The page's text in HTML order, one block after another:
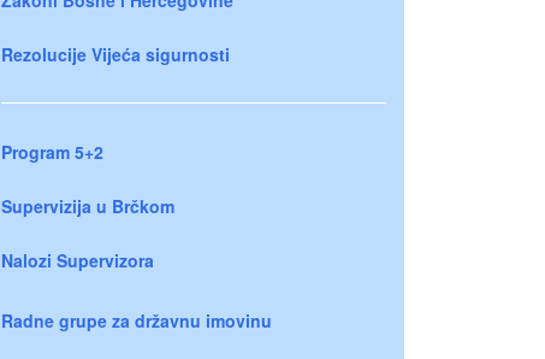
Rezolucije Vijeća sigurnosti
Program 5+2
Supervizija u Brčkom
Nalozi Supervizora
Radne grupe za državnu imovinu